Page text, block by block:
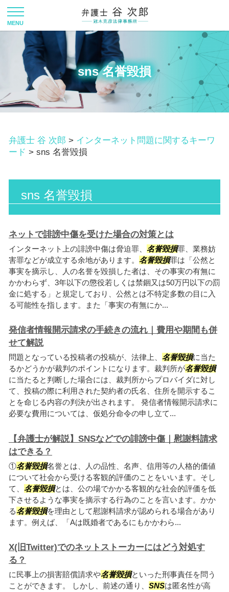
sns 名誉毀損
弁護士 谷 次郎 > インターネット問題に関するキーワ
ード > sns 名誉毀損
sns 名誉毀損
ネットで誹謗中傷を受けた場合の対策とは
インターネット上の誹謗中傷は脅迫罪、 名誉毀損罪、業務妨
害罪などが成立する余地があります。 名誉毀損罪は「公然と
事実を摘示し、人の名誉を毀損した者は、その事実の有無に
かかわらず、3年以下の懲役若しくは禁錮又は50万円以下の罰
金に処する」と規定しており、公然とは不特定多数の目に入
る可能性を指します。また「事実の有無にか...
発信者情報開示請求の手続きの流れ｜費用や期間も併
せて解説
問題となっている投稿者の投稿が、法律上、 名誉毀損に当た
るかどうかが裁判のポイントになります。裁判所が名誉毀損
に当たると判断した場合には、裁判所からプロバイダに対し
て、投稿の際に利用された契約者の氏名、住所を開示するこ
とを命じる内容の判決が出されます。 発信者情報開示請求に
必要な費用については、仮処分命令の申し立て...
【弁護士が解説】SNSなどでの誹謗中傷｜慰謝料請求
はできる？
①名誉毀損名誉とは、人の品性、名声、信用等の人格的価値
について社会から受ける客観的評価のことをいいます。そし
て、 名誉毀損とは、公の場でかかる客観的な社会的評価を低
下させるような事実を摘示する行為のことを言います。かか
る名誉毀損を理由として慰謝料請求が認められる場合があり
ます。例えば、「Aは既婚者であるにもかかわら...
X(旧Twitter)でのネットストーカーにはどう対処す
る？
に民事上の損害賠償請求や名誉毀損といった刑事責任を問う
ことができます。 しかし、前述の通り、 SNSは匿名性が高